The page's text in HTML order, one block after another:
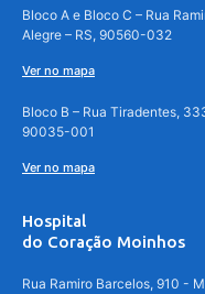
Bloco A e Bloco C – Rua
Alegre – RS, 90560-032
Ver no mapa
Bloco B – Rua Tiradentes,
90035-001
Ver no mapa
Hospital
do Coração Moinhos
Rua Ramiro Barcelos, 910 -